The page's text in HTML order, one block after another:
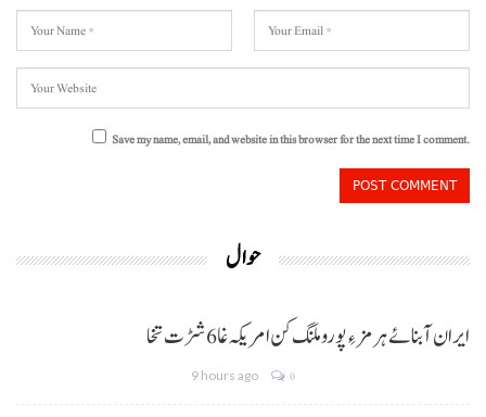
Save my name, email, and website in this browser for the next time I comment.
حوال
ایران آبنائے ہرمز ءِ پورو ملنگ کن امریکہ غا 6 شڑت تخا
9 hours ago 0